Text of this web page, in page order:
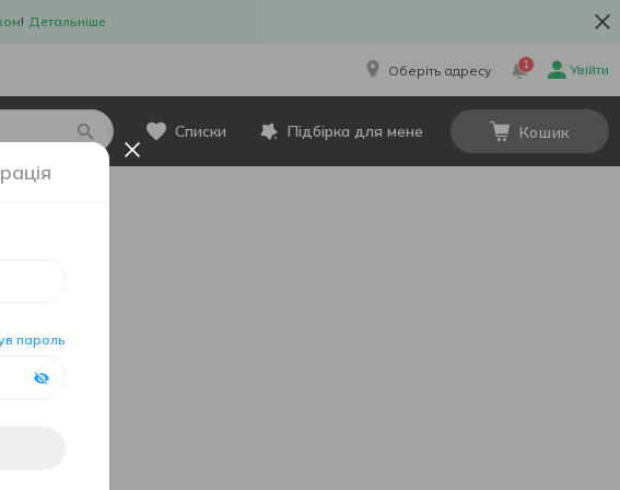
! Детальніше
Оберіть адресу 1 Увійти
Списки Підбірка для мене Кошик
пароль